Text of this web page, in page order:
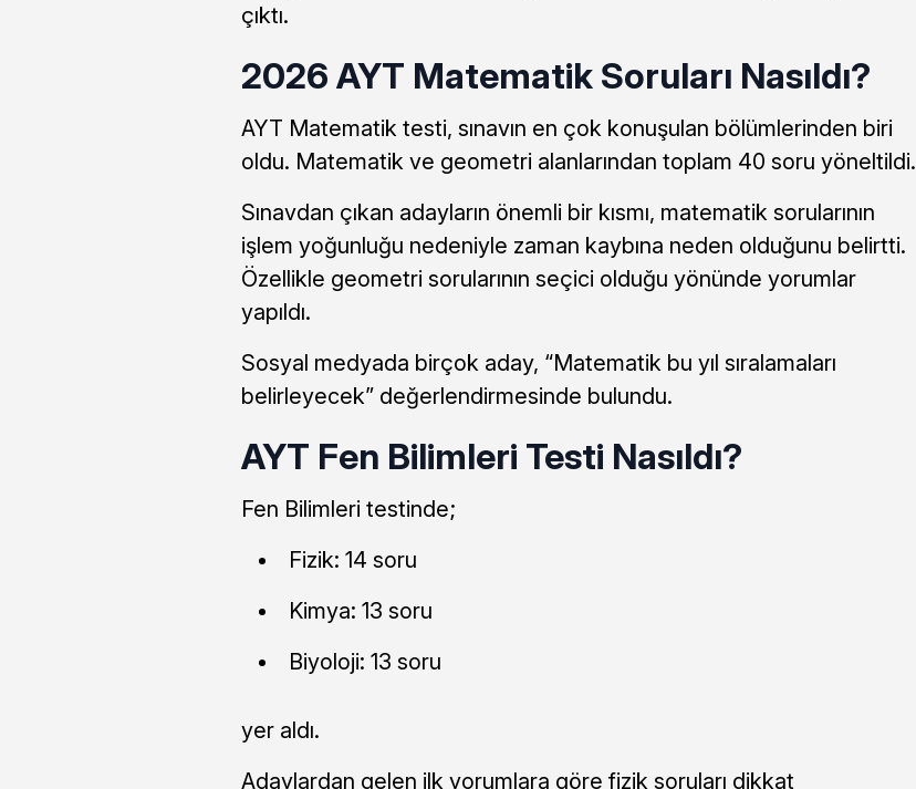
çıktı.
2026 AYT Matematik Soruları Nasıldı?
AYT Matematik testi, sınavın en çok konuşulan bölümlerinden biri
oldu. Matematik ve geometri alanlarından toplam 40 soru yöneltildi.
Sınavdan çıkan adayların önemli bir kısmı, matematik sorularının
işlem yoğunluğu nedeniyle zaman kaybına neden olduğunu belirtti.
Özellikle geometri sorularının seçici olduğu yönünde yorumlar
yapıldı.
Sosyal medyada birçok aday, “Matematik bu yıl sıralamaları
belirleyecek” değerlendirmesinde bulundu.
AYT Fen Bilimleri Testi Nasıldı?
Fen Bilimleri testinde;
Fizik: 14 soru
Kimya: 13 soru
Biyoloji: 13 soru
yer aldı.
Adaylardan gelen ilk yorumlara göre fizik soruları dikkat